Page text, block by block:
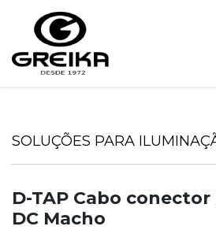
SOLUÇÕES PARA
D-TAP Cabo conector
DC Macho